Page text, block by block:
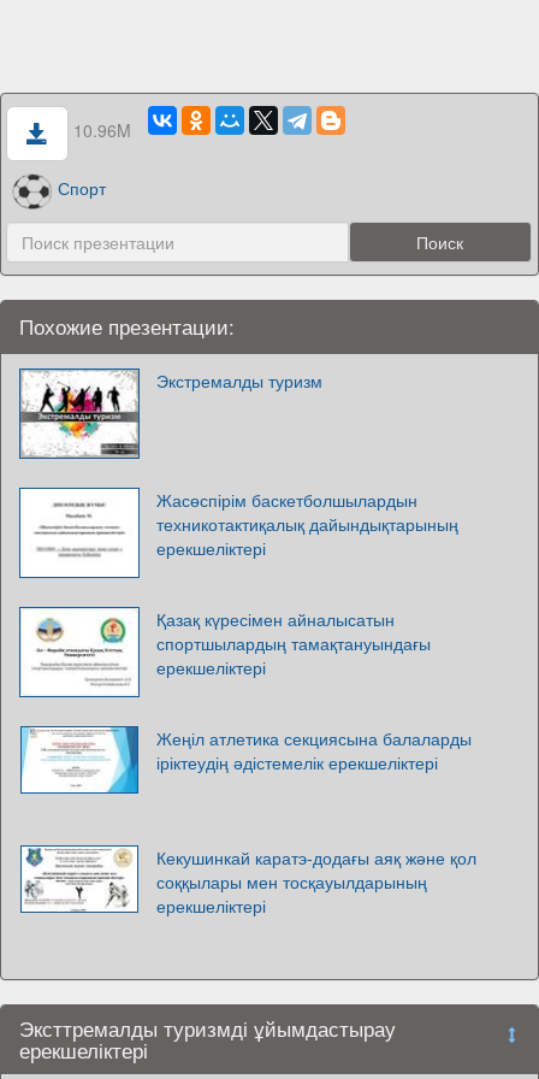
10.96M
Спорт
Похожие презентации:
Экстремалды туризм
Жасөспірім баскетболшылардын
техникотактиқалық дайындықтарының
ерекшеліктері
Қазақ күресімен айналысатын
спортшылардың тамақтануындағы
ерекшеліктері
Жеңіл атлетика секциясына балаларды
іріктеудің әдістемелік ерекшеліктері
Кекушинкай каратэ-додағы аяқ және қол
соққылары мен тосқауылдарының
ерекшеліктері
Эксттремалды туризмді ұйымдастырау
ерекшеліктері